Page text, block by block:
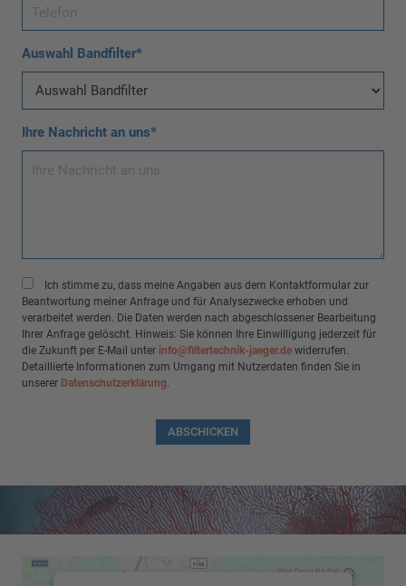
Auswahl Bandfilter*
Ihre Nachricht an uns*
Ich stimme zu, dass meine Angaben aus dem Kontaktformular zur
Beantwortung meiner Anfrage und für Analysezwecke erhoben und
verarbeitet werden. Die Daten werden nach abgeschlossener Bearbeitung
Ihrer Anfrage gelöscht. Hinweis: Sie können Ihre Einwilligung jederzeit für
die Zukunft per E-Mail unter info@filtertechnik-jaeger.dewiderrufen.
Detaillierte Informationen zum Umgang mit Nutzerdaten finden Sie in
unserer Datenschutzerklärung.
ABSCHICKEN